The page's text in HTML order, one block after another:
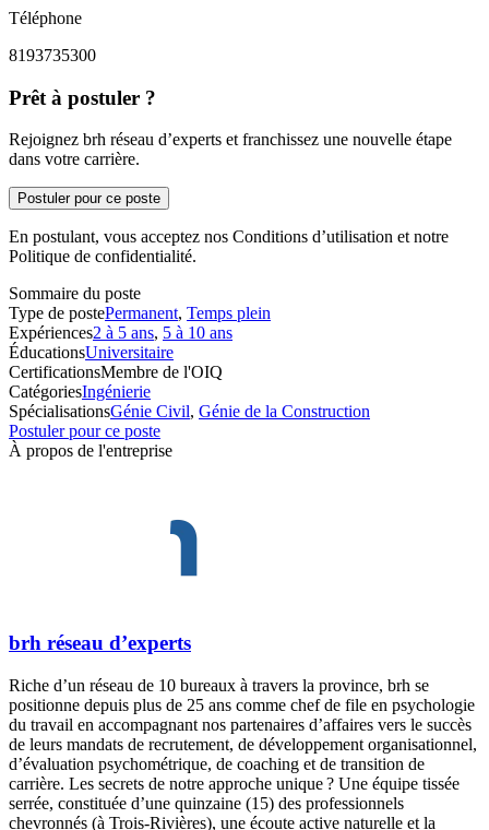
Téléphone
8193735300
Prêt à postuler ?
Rejoignez brh réseau d’experts et franchissez une nouvelle étape
dans votre carrière.
Postuler pour ce poste
En postulant, vous acceptez nos Conditions d’utilisation et notre
Politique de confidentialité.
Sommaire du poste
Type de postePermanent, Temps plein
Expériences2 à 5 ans, 5 à 10 ans
ÉducationsUniversitaire
CertificationsMembre de l'OIQ
CatégoriesIngénierie
SpécialisationsGénie Civil, Génie de la Construction
Postuler pour ce poste
À propos de l'entreprise
brh réseau d’experts
Riche d’un réseau de 10 bureaux à travers la province, brh se
positionne depuis plus de 25 ans comme chef de file en psychologie
du travail en accompagnant nos partenaires d’affaires vers le succès
de leurs mandats de recrutement, de développement organisationnel,
d’évaluation psychométrique, de coaching et de transition de
carrière. Les secrets de notre approche unique ? Une équipe tissée
serrée, constituée d’une quinzaine (15) des professionnels
chevronnés (à Trois-Rivières), une écoute active naturelle et la